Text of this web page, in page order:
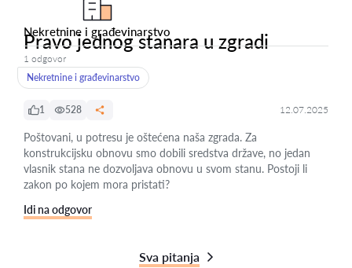
Nekretnine i građevinarstvo
Pravo jednog stanara u zgradi
1 odgovor
Nekretnine i građevinarstvo
1 528 12.07.2025
Poštovani, u potresu je oštećena naša zgrada. Za
konstrukcijsku obnovu smo dobili sredstva države, no jedan
vlasnik stana ne dozvoljava obnovu u svom stanu. Postoji li
zakon po kojem mora pristati?
Idi na odgovor
Sva pitanja